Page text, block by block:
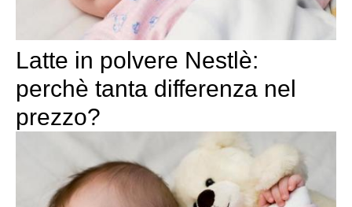
Latte in polvere Nestlè:
perchè tanta differenza nel
prezzo?